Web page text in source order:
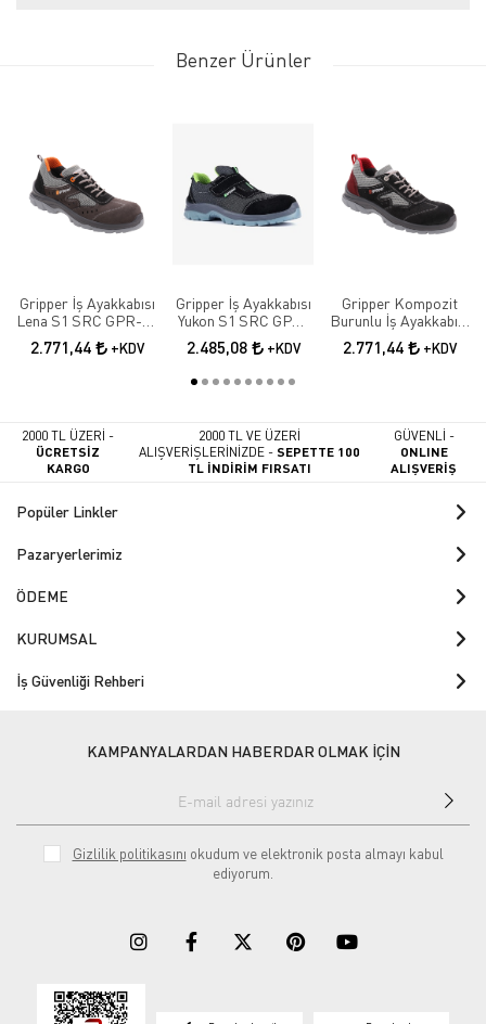
Benzer Ürünler
Gripper İş Ayakkabısı
Lena S1 SRC GPR-70
Elektrikçi Ayakkabısı
2.771,44 +KDV
Gripper İş Ayakkabısı
Yukon S1 SRC GPR-
171
2.485,08 +KDV
Gripper Kompozit
Burunlu İş Ayakkabısı
Lena S1 SRC GPR-71
2.771,44 +KDV
2000 TL ÜZERİ -
ÜCRETSİZ
KARGO
2000 TL VE ÜZERİ
ALIŞVERİŞLERİNİZDE -SEPETTE 100
TL İNDİRİM FIRSATI
GÜVENLİ -
ONLINE
ALIŞVERİŞ
Popüler Linkler
Pazaryerlerimiz
ÖDEME
KURUMSAL
İş Güvenliği Rehberi
KAMPANYALARDAN HABERDAR OLMAK İÇİN
Gizlilik politikasını okudum ve elektronik posta almayı kabul
ediyorum.